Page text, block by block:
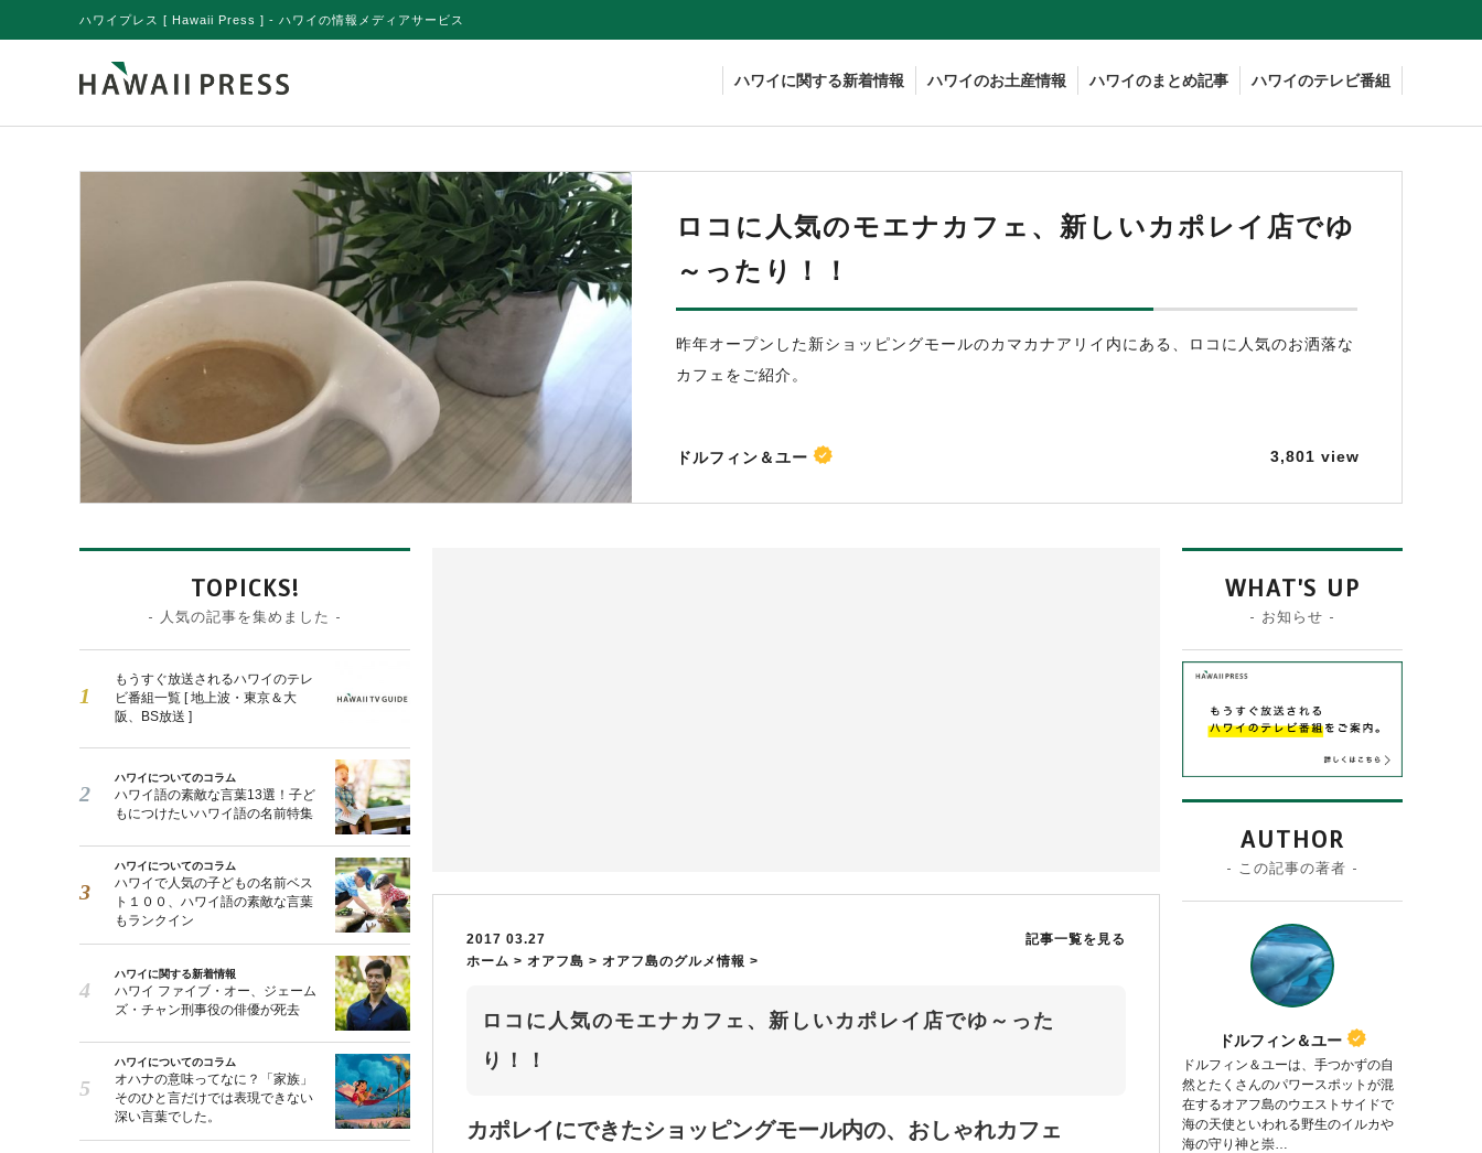
ハワイプレス [ Hawaii Press ] - ハワイの情報メディアサービス
ハワイに関する新着情報 ハワイのお土産情報 ハワイのまとめ記事 ハワイのテレビ番組
ロコに人気のモエナカフェ、新しいカポレイ店でゆ
～ったり！！
昨年オープンした新ショッピングモールのカマカナアリイ内にある、ロコに人気のお洒落な
カフェをご紹介。
ドルフィン＆ユー 3,801
2017 03.27
記事一覧を見る
ホーム > オアフ島 > オアフ島のグルメ情報 >
ロコに人気のモエナカフェ、新しいカポレイ店でゆ～った
り！！
カポレイにできたショッピングモール内の、おしゃれカフェ
WHAT'S UP
- お知らせ -
AUTHOR
- この記事の著者 -
ドルフィン＆ユー
ドルフィン＆ユーは、手つかずの自
然とたくさんのパワースポットが混
在するオアフ島のウエストサイドで
海の天使といわれる野生のイルカや
海の守り神と崇…
TOPICKS!
- 人気の記事を集めました -
もうすぐ放送されるハワイのテレ
ビ番組一覧 [ 地上波・東京＆大
阪、BS放送 ]
ハワイについてのコラム
ハワイ語の素敵な言葉13選！子ど
もにつけたいハワイ語の名前特集
ハワイについてのコラム
ハワイで人気の子どもの名前ベス
ト１００、ハワイ語の素敵な言葉
もランクイン
ハワイに関する新着情報
ハワイ ファイブ・オー、ジェーム
ズ・チャン刑事役の俳優が死去
ハワイについてのコラム
オハナの意味ってなに？「家族」
そのひと言だけでは表現できない
深い言葉でした。